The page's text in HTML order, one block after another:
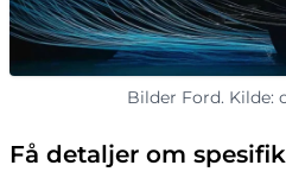
Bilder Ford. Kilde:
Få detaljer om